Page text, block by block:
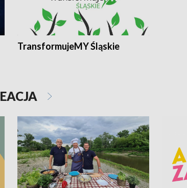
TransformujeMY Śląskie